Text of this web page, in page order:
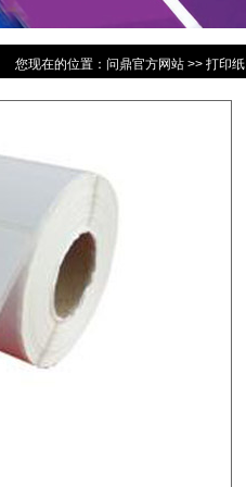
您现在的位置： 问鼎官方网站 >> 打印纸